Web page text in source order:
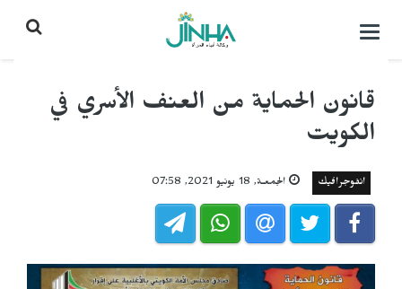
التحكم
قانون الحماية من العنف الأسري في
الكويت
انفوجرافيك الجمعـة, 18 يونيو 2021, 07:58